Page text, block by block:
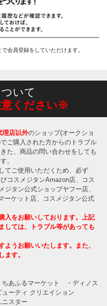
会員登録をしていただけます。
いて
ください※
理店以外のショップ(オークショ
ご購入された方からのトラブル
た、商品の問い合わせをしても
。
てご使用いただくため、必ず
コスメジタンAmazon店、コス
ジタン公式ショップヤフー店、
ーケット店、コスメジタン公式
入をお願いしております。上記
しては、トラブル等があっても
うお願いいたします。また、
ます。
ちあふるマーケット
・ディノス
ューティ クリエイション
ニスター